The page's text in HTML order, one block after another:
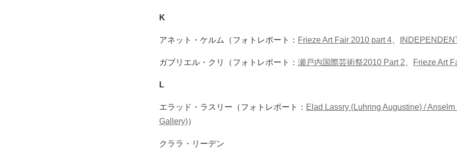
K
アネット・ケルム（フォトレポート： Frieze Art Fair 2010 part 4
ガブリエル・クリ（フォトレポート： 瀬戸内国際芸術祭2010 Part 2 Frieze Art
L
エラッド・ラスリー（フォトレポート： Elad Lassry (Luhring Augustine) /
Gallery)）
クララ・リーデン